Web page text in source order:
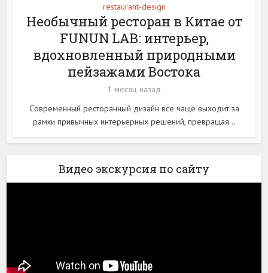
restaurant-design
Необычный ресторан в Китае от
FUNUN LAB: интерьер,
вдохновленный природными
пейзажами Востока
1 месяц назад
Современный ресторанный дизайн все чаще выходит за
рамки привычных интерьерных решений, превращая...
Видео экскурсия по сайту